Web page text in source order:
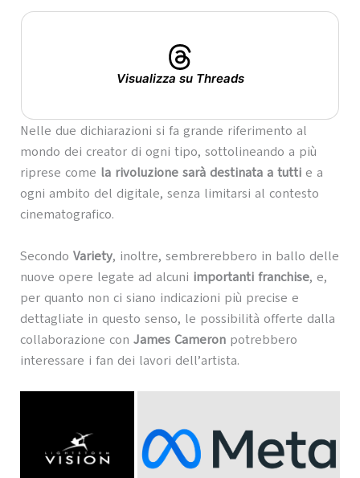
Visualizza su Threads
Nelle due dichiarazioni si fa grande riferimento al
mondo dei creator di ogni tipo, sottolineando a più
riprese come la rivoluzione sarà destinata a tutti e a
ogni ambito del digitale, senza limitarsi al contesto
cinematografico.
Secondo Variety, inoltre, sembrerebbero in ballo delle
nuove opere legate ad alcuni importanti franchise, e,
per quanto non ci siano indicazioni più precise e
dettagliate in questo senso, le possibilità offerte dalla
collaborazione con James Cameronpotrebbero
interessare i fan dei lavori dell’artista.